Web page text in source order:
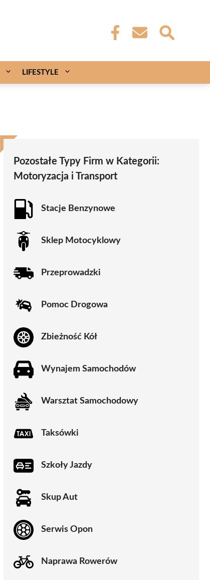
LIFESTYLE
Pozostałe Typy Firm w Kategorii:
Motoryzacja i Transport
Stacje Benzynowe
Sklep Motocyklowy
Przeprowadzki
Pomoc Drogowa
Zbieżność Kół
Wynajem Samochodów
Warsztat Samochodowy
Taksówki
Szkoły Jazdy
Skup Aut
Serwis Opon
Naprawa Rowerów